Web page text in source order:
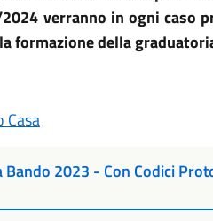
verranno in ogni caso
formazione della
Casa
Bando 2023 - Con Codici